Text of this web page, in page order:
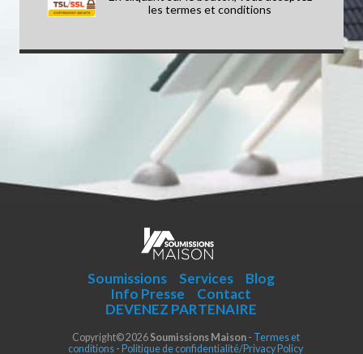
les termes et conditions
Soumissions Services
Blog
Info Presse
Contact
DEVENEZ PARTENAIRE
Copyright© 2026 Soumissions Maison- Termes et
conditions - Politique de confidentialité/Privacy Policy